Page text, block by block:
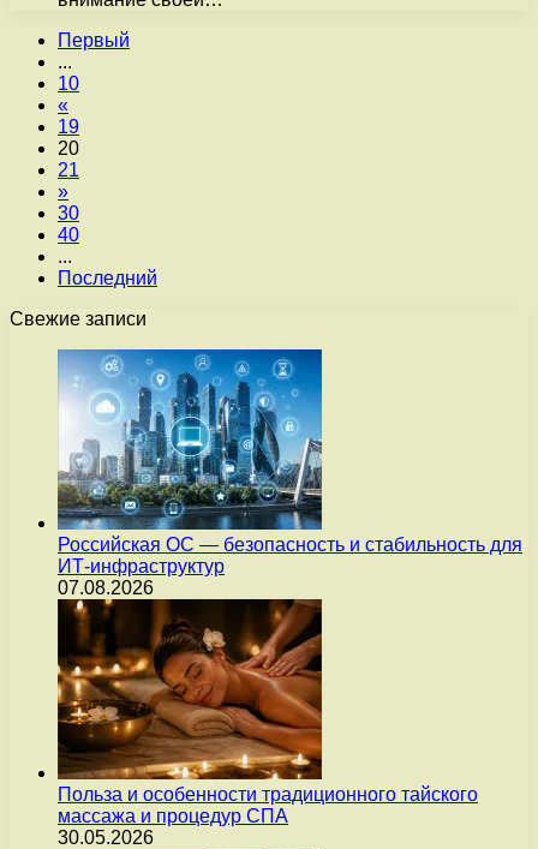
Первый
...
10
«
19
20
21
»
30
40
...
Последний
Свежие записи
Российская ОС — безопасность и стабильность для
ИТ-инфраструктур
07.08.2026
Польза и особенности традиционного тайского
массажа и процедур СПА
30.05.2026